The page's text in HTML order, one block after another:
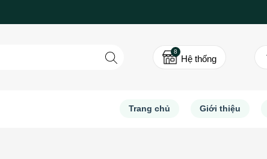
8
Hệ thống
Trang chủ Giới thiệu